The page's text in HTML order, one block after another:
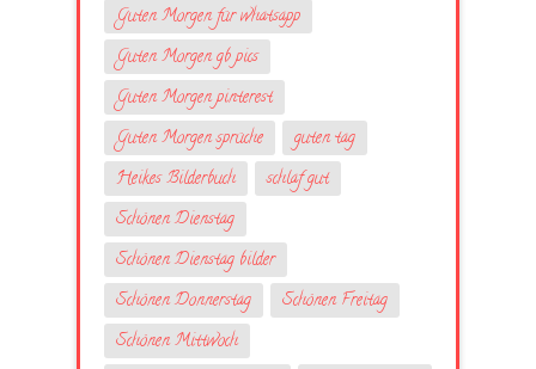
Guten Morgen für whatsapp
Guten Morgen gb pics
Guten Morgen pinterest
Guten Morgen sprüche
guten tag
Heikes Bilderbuch
schlaf gut
Schönen Dienstag
Schönen Dienstag bilder
Schönen Donnerstag
Schönen Freitag
Schönen Mittwoch